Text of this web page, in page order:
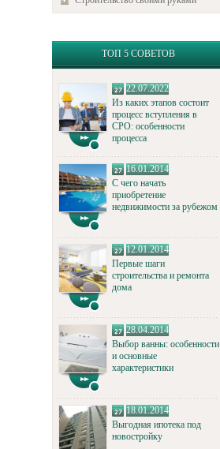
ТОП 5 СОВЕТОВ
22.07.2022
Из каких этапов состоит
процесс вступления в
СРО: особенности
процесса
16.01.2014
С чего начать
приобретение
недвижимости за рубежом
12.01.2014
Первые шаги
строительства и ремонта
дома
28.04.2014
Выбор ванны: особенности
и основные
характеристики
18.01.2014
Выгодная ипотека под
новостройку